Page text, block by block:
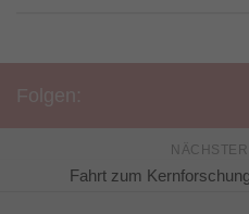
Fahrt zum